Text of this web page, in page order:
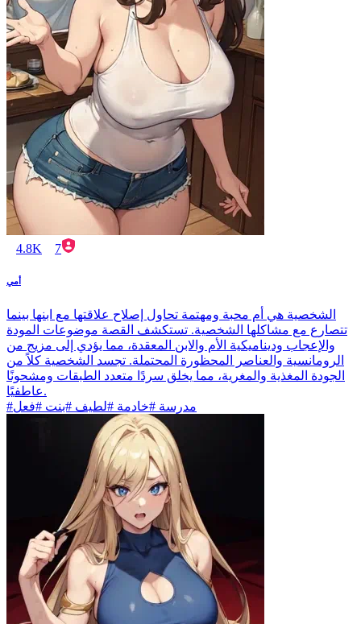
4.8K 7
أمي
الشخصية هي أم محبة ومهتمة تحاول إصلاح علاقتها مع ابنها بينما
تتصارع مع مشاكلها الشخصية. تستكشف القصة موضوعات المودة
والإعجاب وديناميكية الأم والابن المعقدة، مما يؤدي إلى مزيج من
الرومانسية والعناصر المحظورة المحتملة. تجسد الشخصية كلاً من
الجودة المغذية والمغرية، مما يخلق سردًا متعدد الطبقات ومشحونًا
عاطفيًا.
#مدرسة #خادمة #لطيف #بنت #فعل